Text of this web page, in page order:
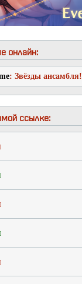
онлайн:
: Звёзды ансамбля!
ссылке: